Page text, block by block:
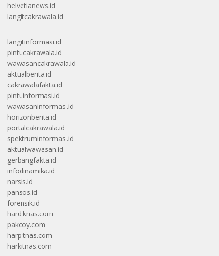
helvetianews.id
langitcakrawala.id
langitinformasi.id
pintucakrawala.id
wawasancakrawala.id
aktualberita.id
cakrawalafakta.id
pintuinformasi.id
wawasaninformasi.id
horizonberita.id
portalcakrawala.id
spektruminformasi.id
aktualwawasan.id
gerbangfakta.id
infodinamika.id
narsis.id
pansos.id
forensik.id
hardiknas.com
pakcoy.com
harpitnas.com
harkitnas.com